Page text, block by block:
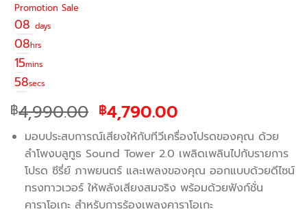
Promotion Sale
08 days
08hrs
15mins
58secs
฿4,990.00 Original
price
was:
฿4,990.00.
฿4,790.00
price
is:
฿4,790.00.
มอบประสบการณ์เสียงให้กับทีวีเครื่องโปรดของคุณ ด้วย
ลำโพงบลูทูธ Sound Tower 2.0 เพลิดเพลินไปกับรายการ
โปรด ซีรี่ย์ ภาพยนตร์ และเพลงของคุณ ออกแบบด้วยดีไซน์
ทรงทาวเวอร์ ให้พลังเสียงสมจริง พร้อมด้วยฟังก์ชั่น
คาราโอเกะ สำหรับการร้องเพลงคาราโอเกะ